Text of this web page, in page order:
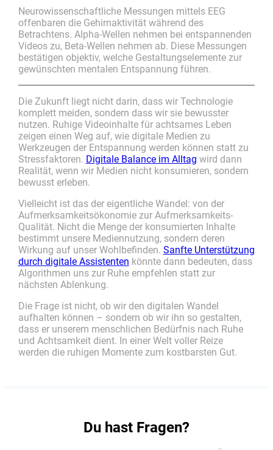
Neurowissenschaftliche Messungen mittels EEG
offenbaren die Gehirnaktivität während des
Betrachtens. Alpha-Wellen nehmen bei entspannenden
Videos zu, Beta-Wellen nehmen ab. Diese Messungen
bestätigen objektiv, welche Gestaltungselemente zur
gewünschten mentalen Entspannung führen.
Die Zukunft liegt nicht darin, dass wir Technologie
komplett meiden, sondern dass wir sie bewusster
nutzen. Ruhige Videoinhalte für achtsames Leben
zeigen einen Weg auf, wie digitale Medien zu
Werkzeugen der Entspannung werden können statt zu
Stressfaktoren. Digitale Balance im Alltag wird dann
Realität, wenn wir Medien nicht konsumieren, sondern
bewusst erleben.
Vielleicht ist das der eigentliche Wandel: von der
Aufmerksamkeitsökonomie zur Aufmerksamkeits-
Qualität. Nicht die Menge der konsumierten Inhalte
bestimmt unsere Mediennutzung, sondern deren
Wirkung auf unser Wohlbefinden. Sanfte Unterstützung
durch digitale Assistenten könnte dann bedeuten, dass
Algorithmen uns zur Ruhe empfehlen statt zur
nächsten Ablenkung.
Die Frage ist nicht, ob wir den digitalen Wandel
aufhalten können – sondern ob wir ihn so gestalten,
dass er unserem menschlichen Bedürfnis nach Ruhe
und Achtsamkeit dient. In einer Welt voller Reize
werden die ruhigen Momente zum kostbarsten Gut.
Du hast Fragen?